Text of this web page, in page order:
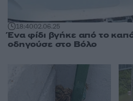
18:4002.06.25
Ένα φίδι βγήκε από το
οδηγούσε στο Βόλο